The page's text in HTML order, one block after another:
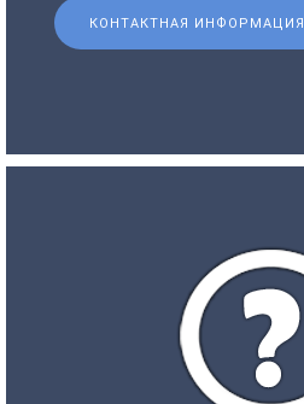
КОНТАКТНАЯ ИНФОРМАЦИЯ